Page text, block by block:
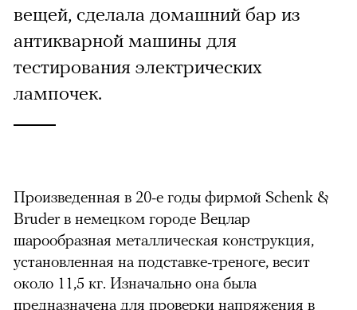
вещей, сделала домашний бар из
антикварной машины для
тестирования электрических
лампочек.
Произведенная в 20-е годы фирмой Schenk &
Bruder в немецком городе Вецлар
шарообразная металлическая конструкция,
установленная на подставке-треноге, весит
около 11,5 кг. Изначально она была
предназначена для проверки напряжения в